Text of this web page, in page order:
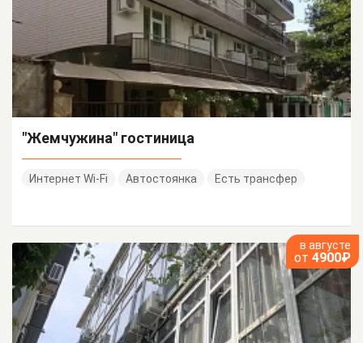
"Жемчужина" гостиница
Интернет Wi-Fi Автостоянка Есть трансфер
в августе
от 4900₽